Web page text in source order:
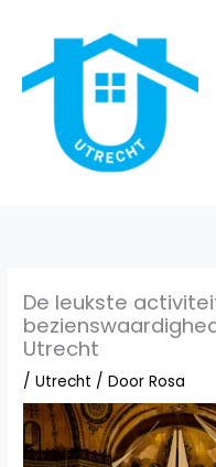
inhoud
De leukste
Utrecht
/Utrecht / DoorRosa